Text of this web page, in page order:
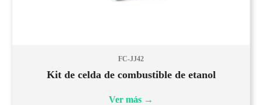
FC-JJ42
Kit de celda de combustible de etanol
Ver más →